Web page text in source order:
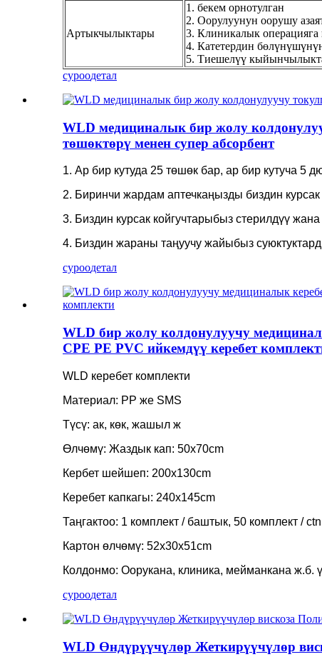
Артыкчылыктары
1. бекем орнотулган
2. Оорулуунун оорушу
3. Клиникалык операцияга
4. Катетердин
5. Тиешелүү
суроодетал
WLD медициналык бир жолу
төшөктөрү менен супер абсорбент
1. Ар бир кутуда 25 төшөк бар, ар бир кутуча 5
2. Биринчи жардам аптечкаңызды биздин
3. Биздин курсак койгучтарыбыз стерилдүү
4. Биздин жараны таңуучу жайыбыз
суроодетал
WLD бир жолу колдонулуучу
CPE PE PVC ийкемдүү керебет
WLD керебет комплекти
Материал: PP же SMS
Түсү: ак, көк, жашыл ж
Өлчөмү: Жаздык кап: 50x70cm
Кербет шейшеп: 200x130cm
Керебет капкагы: 240x145cm
Таңгактоо: 1 комплект / баштык, 50 комплект / ctn
Картон өлчөмү: 52x30x51cm
Колдонмо: Оорукана, клиника, мейманкана ж.б.
суроодетал
WLD Өндүрүүчүлөр Жеткирүүчүлөр